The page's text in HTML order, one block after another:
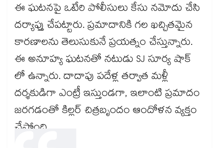
ఈ ఘటనపై ఒటేరి పోలీసులు కేసు నమోదు చేసి
దర్యాప్తు చేపట్టారు. ప్రమాదానికి గల ఖచ్చితమైన
కారణాలను తెలుసుకునే ప్రయత్నం చేస్తున్నారు.
ఈ అనూహ్య ఘటనతో నటుడు SJ సూర్య షాక్
లో ఉన్నారు. దాదాపు పదేళ్ల తర్వాత మళ్లీ
దర్శకుడిగా ఎంట్రీ ఇస్తుండగా, ఇలాంటి ప్రమాదం
జరగడంతో కిల్లర్ చిత్రబృందం ఆందోళన వ్యక్తం
చేస్తోంది.